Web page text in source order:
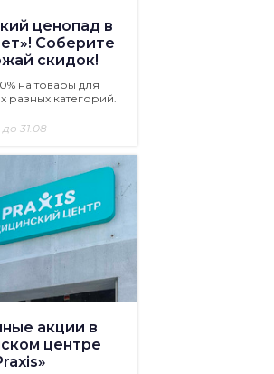
ценопад в
Соберите
скидок!
на товары для
разных категорий.
до 31.08
акции в
центре